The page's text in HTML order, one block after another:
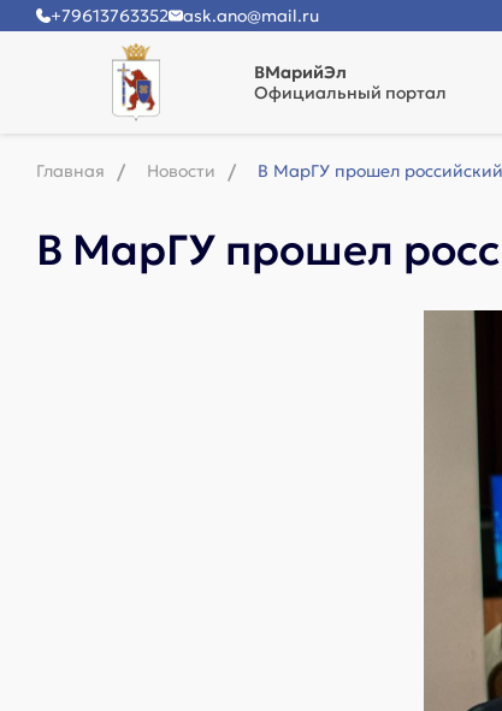
+79613763352 ask.ano@mail.ru
ВМарийЭл
Официальный портал
Главная Новости В МарГУ прошел
В МарГУ прошел